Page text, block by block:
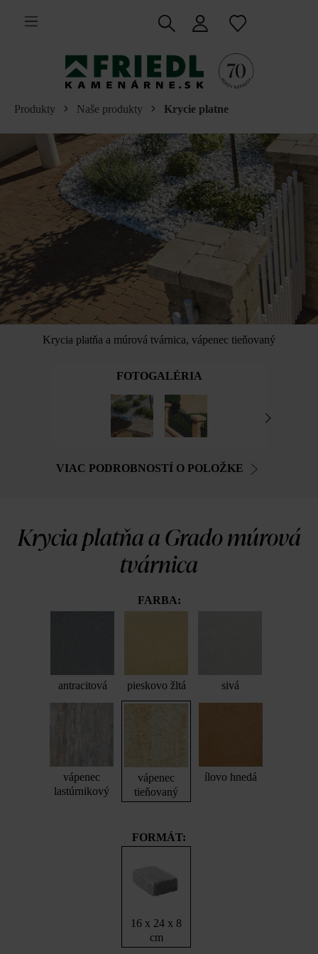
hlavný obsah
Produkty Naše produkty Krycie platne
Krycia platňa a múrová tvárnica, vápenec tieňovaný
FOTOGALÉRIA
VIAC PODROBNOSTÍ O POLOŽKE
Krycia platňa a Grado múrová
tvárnica
FARBA:
antracitová pieskovo žltá sivá
vápenec
lastúrnikový
vápenec
tieňovaný
ílovo hnedá
FORMÁT:
16 x 24 x 8
cm